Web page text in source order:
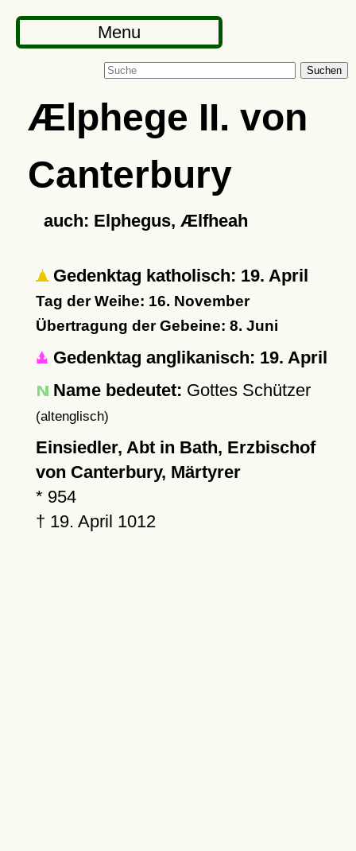
Menu
Suchen
Ælphege II. von
Canterbury
auch: Elphegus, Ælfheah
Gedenktag katholisch: 19. April
Tag der Weihe: 16. November
Übertragung der Gebeine: 8. Juni
Gedenktag anglikanisch: 19. April
Name bedeutet: Gottes Schützer
(altenglisch)
Einsiedler, Abt in Bath, Erzbischof
von Canterbury, Märtyrer
* 954
† 19. April 1012